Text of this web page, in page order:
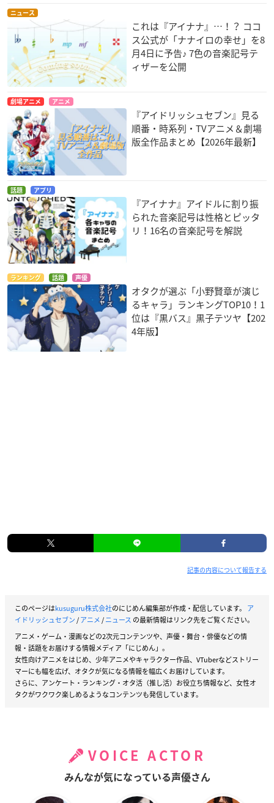
ニュース
これは『アイナナ』…！？ ココ
ス公式が「ナナイロの幸せ」を8
月4日に予告♪ 7色の音楽記号テ
ィザーを公開
劇場アニメ アニメ
『アイドリッシュセブン』見る
順番・時系列・TVアニメ＆劇場
版全作品まとめ【2026年最新】
話題 アプリ
『アイナナ』アイドルに割り振
られた音楽記号は性格とピッタ
リ！16名の音楽記号を解説
ランキング 話題 声優
オタクが選ぶ「小野賢章が演じ
るキャラ」ランキングTOP10！1
位は『黒バス』黒子テツヤ【202
4年版】
記事の内容について報告する
このページはkusuguru株式会社のにじめん編集部が作成・配信しています。 ア
イドリッシュセブン/アニメ/ニュース の最新情報はリンク先をご覧ください。
アニメ・ゲーム・漫画などの2次元コンテンツや、声優・舞台・俳優などの情
報・話題をお届けする情報メディア「にじめん」。
女性向けアニメをはじめ、少年アニメやキャラクター作品、VTuberなどストリー
マーにも幅を広げ、オタクが気になる情報を幅広くお届けしています。
さらに、アンケート・ランキング・オタ活（推し活）お役立ち情報など、女性オ
タクがワクワク楽しめるようなコンテンツも発信しています。
VOICE ACTOR
みんなが気になっている声優さん